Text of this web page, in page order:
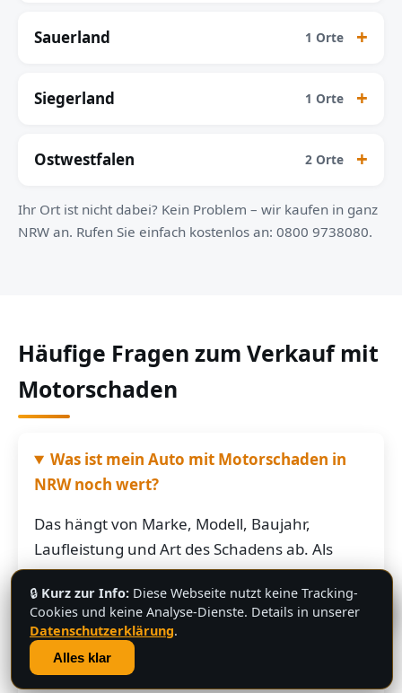
Sauerland 1 Orte
Siegerland 1 Orte
Ostwestfalen 2 Orte
Ihr Ort ist nicht dabei? Kein Problem – wir kaufen in ganz
NRW an. Rufen Sie einfach kostenlos an: 0800 9738080.
Häufige Fragen zum Verkauf mit
Motorschaden
Was ist mein Auto mit Motorschaden in
NRW noch wert?
Das hängt von Marke, Modell, Baujahr,
Laufleistung und Art des Schadens ab. Als
grobe Richtung: Fahrzeuge mit Motorschaden
bringen je nach Restwert der Karosserie und
der Teile oft noch mehrere hundert bis
mehrere tausend Euro. Schicken Sie uns die
Fahrzeugdaten – Sie bekommen von uns eine
💬
🔒 Kurz zur Info: Diese Webseite nutzt keine Tracking-
Cookies und keine Analyse-Dienste. Details in unserer
Datenschutzerklärung.
Alles klar